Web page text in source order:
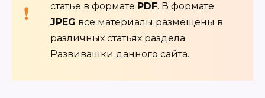
статье в формате PDF. В формате
JPEG все материалы размещены в
различных статьях раздела
Развивашки данного сайта.